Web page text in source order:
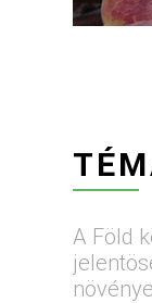
A Föld